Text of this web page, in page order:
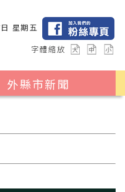
星期五
字體縮放
外縣市新聞
暑期夏令營專區